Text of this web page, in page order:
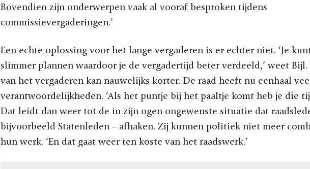
Bovendien zijn onderwerpen vaak al vooraf besproken tijdens
commissievergaderingen.’
Een echte oplossing voor het lange vergaderen is er echter niet. ‘Je
slimmer plannen waardoor je de vergadertijd beter verdeeld,’ weet
van het vergaderen kan nauwelijks korter. De raad heeft nu eenhaal
verantwoordelijkheden. ‘Als het puntje bij het paaltje komt heb je die
Dat leidt dan weer tot de in zijn ogen ongewenste situatie dat
bijvoorbeeld Statenleden – afhaken. Zij kunnen politiek niet meer
hun werk. ‘En dat gaat weer ten koste van het raadswerk.’